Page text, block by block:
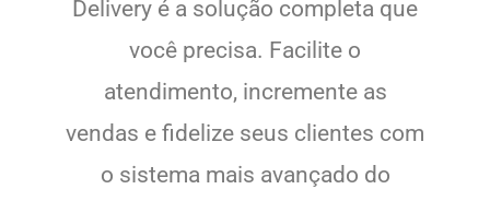
Delivery é a solução completa que
você precisa. Facilite o
atendimento, incremente as
vendas e fidelize seus clientes com
o sistema mais avançado do